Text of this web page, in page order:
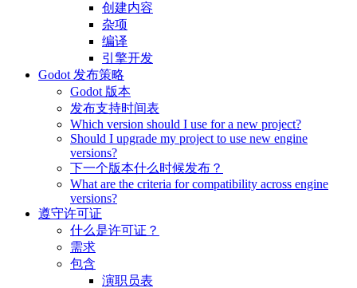
创建内容
杂项
编译
引擎开发
Godot 发布策略
Godot 版本
发布支持时间表
Which version should I use for a new project?
Should I upgrade my project to use new engine
versions?
下一个版本什么时候发布？
What are the criteria for compatibility across engine
versions?
遵守许可证
什么是许可证？
需求
包含
演职员表